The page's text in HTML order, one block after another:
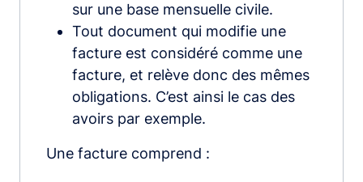
sur une base mensuelle civile.
Tout document qui modifie une
facture est considéré comme une
facture, et relève donc des mêmes
obligations. C’est ainsi le cas des
avoirs par exemple.
Une facture comprend :